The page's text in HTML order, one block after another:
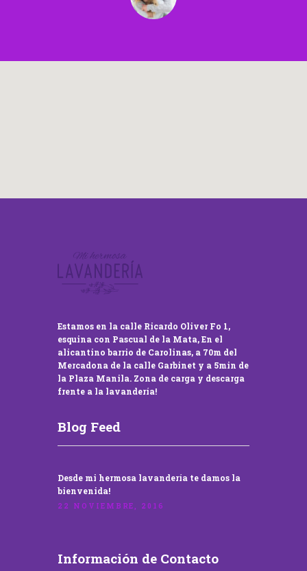
Estamos en la calle Ricardo Oliver Fo 1,
esquina con Pascual de la Mata, En el
alicantino barrio de Carolinas, a 70m del
Mercadona de la calle Garbinet y a 5min de
la Plaza Manila. Zona de carga y descarga
frente a la lavandería!
Blog Feed
Desde mi hermosa lavandería te damos la
bienvenida!
22 NOVIEMBRE, 2016
Información de Contacto